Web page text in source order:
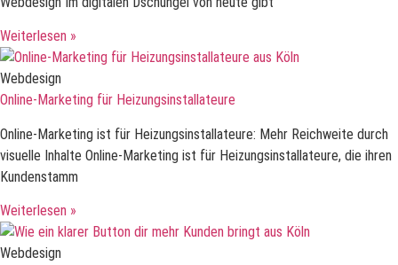
Weiterlesen »
Webdesign
Online-Marketing für Heizungsinstallateure
Online-Marketing ist für Heizungsinstallateure: Mehr Reichweite durch
visuelle Inhalte Online-Marketing ist für Heizungsinstallateure, die ihren
Kundenstamm
Weiterlesen »
Webdesign